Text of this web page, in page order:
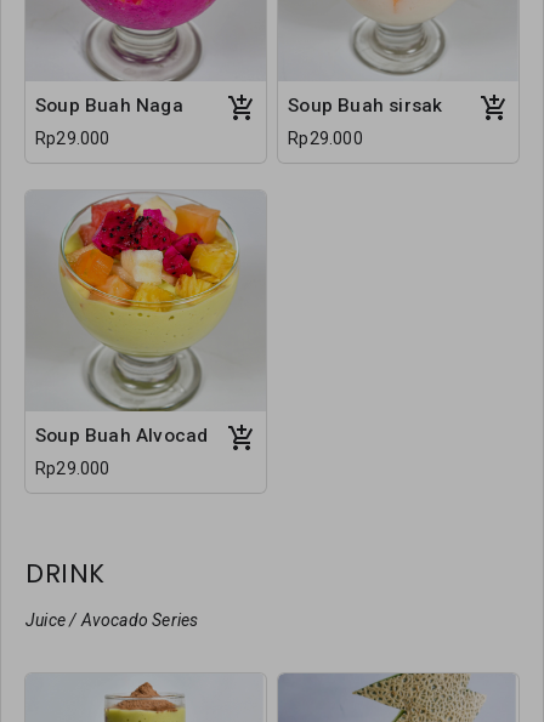
Soup Buah Naga
Rp29.000
Soup Buah sirsak
Rp29.000
Soup Buah Alvocad
Rp29.000
DRINK
Juice / Avocado Series